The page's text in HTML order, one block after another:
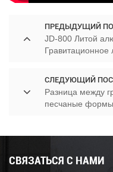
ПРЕДЫДУЩИЙ
JD-800 Литой
СЛЕДУЮЩИЙ
Разница между
песчаные формы
СВЯЗАТЬСЯ С НАМИ